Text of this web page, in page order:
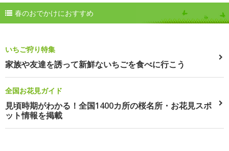
春のおでかけにおすすめ
いちご狩り特集
家族や友達を誘って新鮮ないちごを食べに行こう
全国お花見ガイド
見頃時期がわかる！全国1400カ所の桜名所・お花見スポ
ット情報を掲載